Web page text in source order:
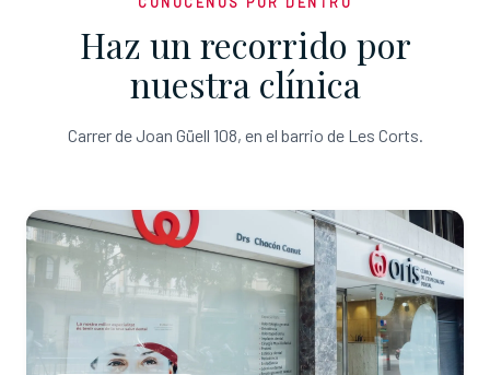
Haz un recorrido por
nuestra clínica
Carrer de Joan Güell 108, en el barrio de Les Corts.